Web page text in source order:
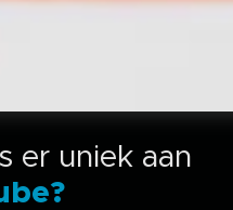
er uniek aan